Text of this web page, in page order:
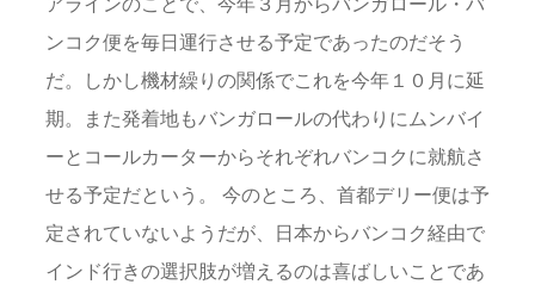
ンコク便を毎日運行させる予定であったのだそう
だ。しかし機材繰りの関係でこれを今年１０月に延
期。また発着地もバンガロールの代わりにムンバイ
ーとコールカーターからそれぞれバンコクに就航さ
せる予定だという。 今のところ、首都デリー便は予
定されていないようだが、日本からバンコク経由で
インド行きの選択肢が増えるのは喜ばしいことであ